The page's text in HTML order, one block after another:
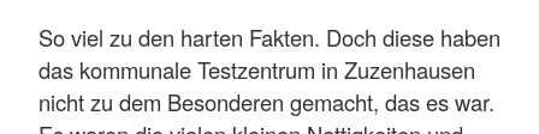
So viel zu den harten Fakten. Doch diese haben
das kommunale Testzentrum in Zuzenhausen
nicht zu dem Besonderen gemacht, das es war.